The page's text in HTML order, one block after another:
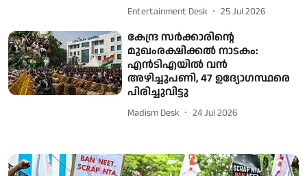
Entertainment Desk 25 Jul 2026
കേന്ദ്ര സർക്കാരിന്റെ
മുഖംരക്ഷിക്കൽ നാടകം:
എൻടിഎയിൽ വൻ
അഴിച്ചുപണി, 47 ഉദ്യോഗസ്ഥരെ
പിരിച്ചുവിട്ടു
Madism Desk 24 Jul 2026